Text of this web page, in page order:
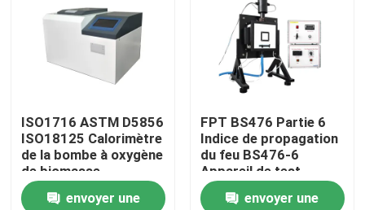
Visite de l'usine
Nous contacter
ISO1716 ASTM D5856
ISO18125 Calorimètre
de la bombe à oxygène
de biomasse
Calorimètre de la
valeur calorifique du
envoyer une
FPT BS476 Partie 6
Indice de propagation
du feu BS476-6
Appareil de test
envoyer une